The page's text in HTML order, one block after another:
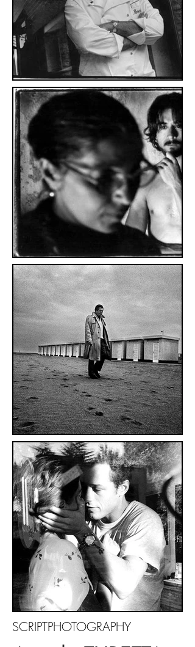
SCRIPTPHOTOGRAPHY